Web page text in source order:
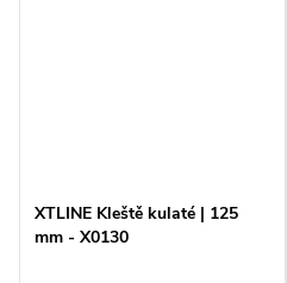
XTLINE Kleště kulaté | 125
mm - X0130